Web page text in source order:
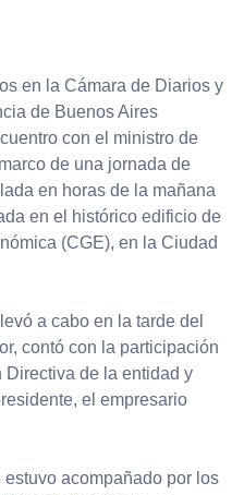
en la Cámara de Diarios y
de Buenos Aires
con el ministro de
de una jornada de
en horas de la mañana
en el histórico edificio de
(CGE), en la Ciudad
a cabo en la tarde del
contó con la participación
de la entidad y
el empresario
acompañado por los